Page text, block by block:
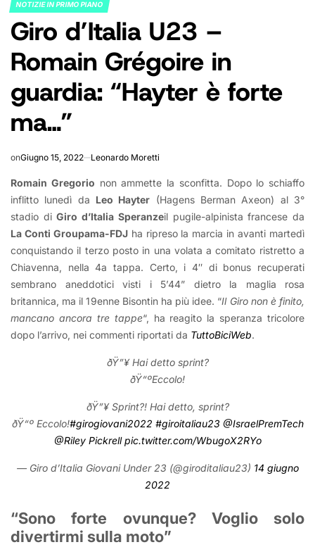
POSTED
IN
NOTIZIE IN PRIMO PIANO
Giro d’Italia U23 –
Romain Grégoire in
guardia: “Hayter è forte
ma…”
onGiugno 15, 2022 Leonardo Moretti
Romain Gregorio non ammette la sconfitta. Dopo lo schiaffo
inflitto lunedì da Leo Hayter (Hagens Berman Axeon) al 3°
stadio diGiro d’Italia Speranzeil pugile-alpinista francese da
La Conti Groupama-FDJha ripreso la marcia in avanti martedì
conquistando il terzo posto in una volata a comitato ristretto a
Chiavenna, nella 4a tappa. Certo, i 4″ di bonus recuperati
sembrano aneddotici visti i 5’44” dietro la maglia rosa
britannica, ma il 19enne Bisontin ha più idee. “Il Giro non è finito,
mancano ancora tre tappe“, ha reagito la speranza tricolore
dopo l’arrivo, nei commenti riportati da TuttoBiciWeb.
ðŸ”¥ Hai detto sprint?
ðŸ“ºEccolo!
ðŸ”¥ Sprint?! Hai detto, sprint?
ðŸ“º Eccolo!#girogiovani2022 #giroitaliau23 @IsraelPremTech
@Riley Pickrell pic.twitter.com/WbugoX2RYo
— Giro d’Italia Giovani Under 23 (@giroditaliau23) 14 giugno
2022
“Sono forte ovunque? Voglio solo
divertirmi sulla moto”